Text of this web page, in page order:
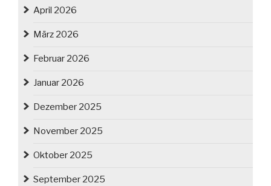
April 2026
März 2026
Februar 2026
Januar 2026
Dezember 2025
November 2025
Oktober 2025
September 2025